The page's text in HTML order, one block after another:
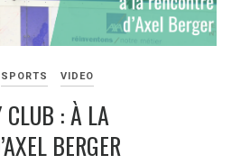
SPORTS VIDEO
CLUB : À LA
BERGER